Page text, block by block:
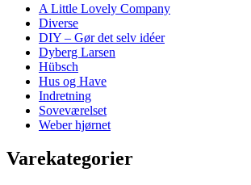
A Little Lovely Company
Diverse
DIY – Gør det selv idéer
Dyberg Larsen
Hübsch
Hus og Have
Indretning
Soveværelset
Weber hjørnet
Varekategorier